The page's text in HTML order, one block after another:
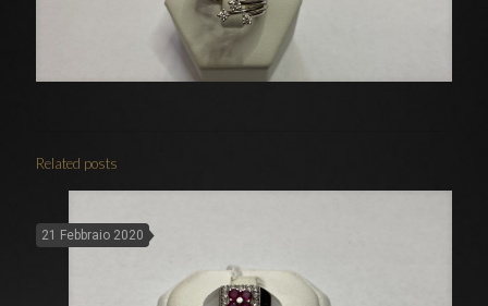
Related posts
21 Febbraio 2020